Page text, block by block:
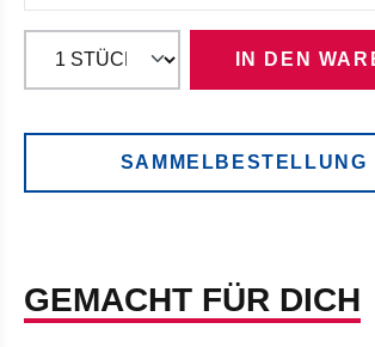
IN DEN
SAMMELBESTELLUNG
GEMACHT FÜR DICH